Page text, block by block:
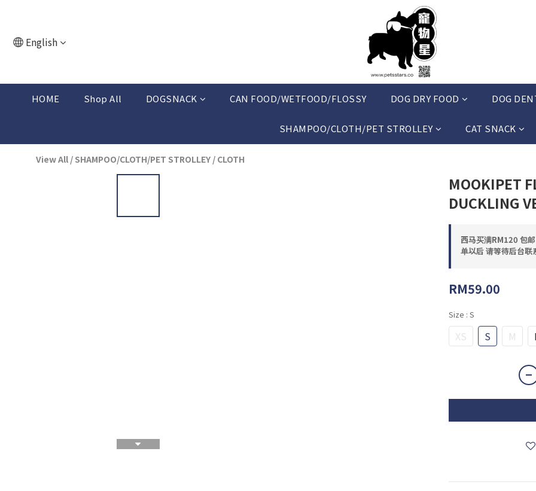
English
HOME Shop All DOGSNACK CAN FOOD/WETFOOD/FLOSSY DOG DRY FOOD DOG
SHAMPOO/CLOTH/PET STROLLEY CAT SNACK
View All / SHAMPOO/CLOTH/PET STROLLEY / CLOTH
MOOKIPET
DUCKLING
西马买满RM120 包
单以后 请等待后台
RM59.00
Size : S
XS S M